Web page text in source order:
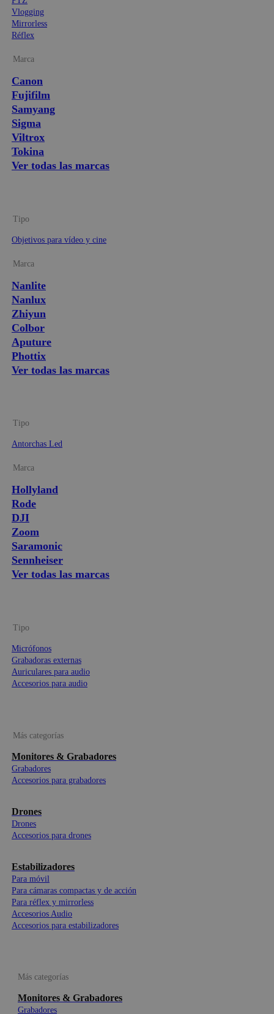
Vlogging
Mirrorless
Réflex
Marca
Canon
Fujifilm
Samyang
Sigma
Viltrox
Tokina
Ver todas las marcas
Tipo
Objetivos para vídeo y cine
Marca
Nanlite
Nanlux
Zhiyun
Colbor
Aputure
Phottix
Ver todas las marcas
Tipo
Antorchas Led
Marca
Hollyland
Rode
DJI
Zoom
Saramonic
Sennheiser
Ver todas las marcas
Tipo
Micrófonos
Grabadoras externas
Auriculares para audio
Accesorios para audio
Más categorías
Monitores & Grabadores
Grabadores
Accesorios para grabadores
Drones
Drones
Accesorios para drones
Estabilizadores
Para móvil
Para cámaras compactas y de acción
Para réflex y mirrorless
Accesorios Audio
Accesorios para estabilizadores
Más categorías
Monitores & Grabadores
Grabadores